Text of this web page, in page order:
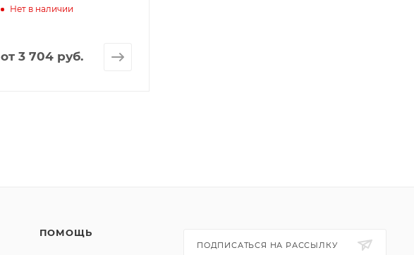
Нет в наличии
от3 704 руб.
ПОМОЩЬ
ПОДПИСАТЬСЯ НА РАССЫЛКУ